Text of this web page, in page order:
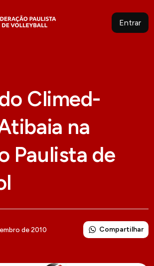
Entrar
Climed-
na
Paulista de
de 2010 Compartilhar